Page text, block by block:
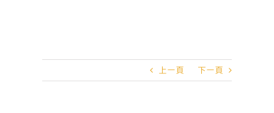
上一頁 下一頁